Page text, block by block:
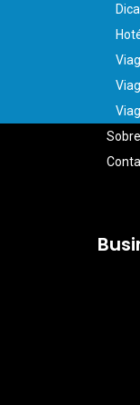
Sobre